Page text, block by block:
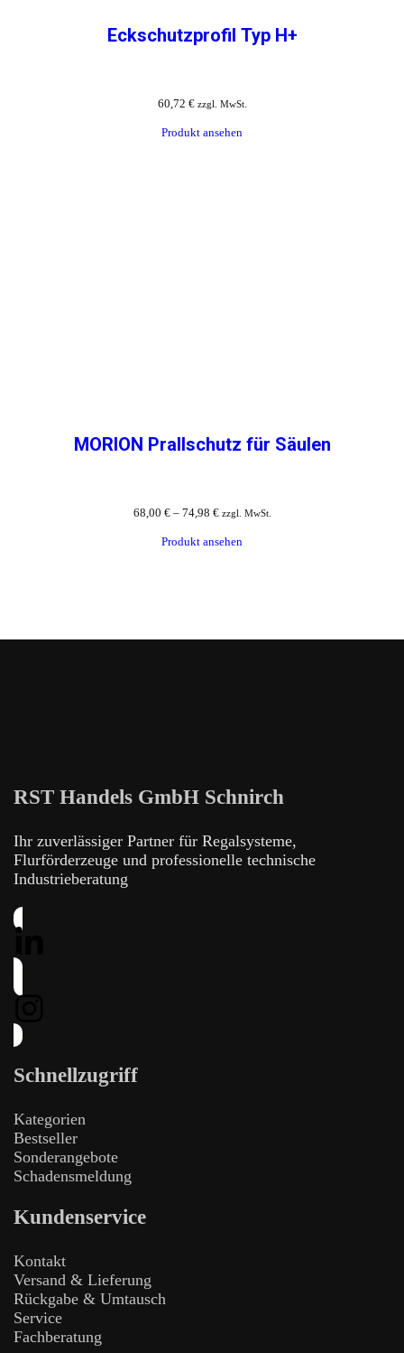
Eckschutzprofil Typ H+
60,72 € zzgl. MwSt.
Produkt ansehen
MORION Prallschutz für Säulen
68,00 €– 74,98 € zzgl. MwSt.
Produkt ansehen
RST Handels GmbH Schnirch
Ihr zuverlässiger Partner für Regalsysteme,
Flurförderzeuge und professionelle technische
Industrieberatung
Schnellzugriff
Kategorien
Bestseller
Sonderangebote
Schadensmeldung
Kundenservice
Kontakt
Versand & Lieferung
Rückgabe & Umtausch
Service
Fachberatung